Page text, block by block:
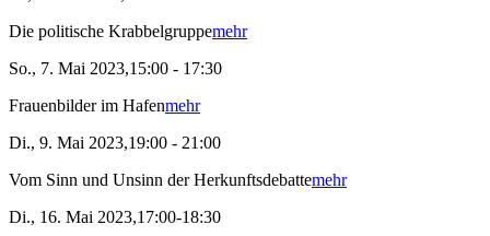
Die politische Krabbelgruppemehr
So., 7. Mai 2023,15:00 - 17:30
Frauenbilder im Hafenmehr
Di., 9. Mai 2023,19:00 - 21:00
Vom Sinn und Unsinn der Herkunftsdebattemehr
Di., 16. Mai 2023,17:00-18:30